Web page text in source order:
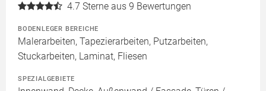
4.7 Sterne aus 9 Bewertungen
BODENLEGER BEREICHE
Malerarbeiten, Tapezierarbeiten, Putzarbeiten,
Stuckarbeiten, Laminat, Fliesen
SPEZIALGEBIETE